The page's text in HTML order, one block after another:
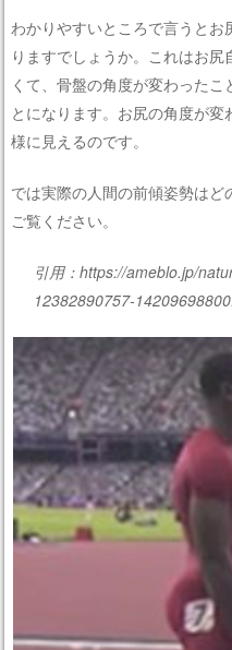
わかりやすいところで言うと
りますでしょうか。これはお
くて、骨盤の角度が変わった
とになります。お尻の角度が
様に見えるのです。
では実際の人間の前傾姿勢は
ご覧ください。
引用：https://ameblo.jp/
12382890757-